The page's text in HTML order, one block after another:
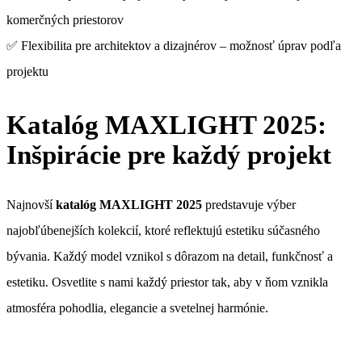
komerčných priestorov
✅ Flexibilita pre architektov a dizajnérov – možnosť úprav podľa
projektu
Katalóg MAXLIGHT 2025:
Inšpirácie pre každý projekt
Najnovšíkatalóg MAXLIGHT 2025 predstavuje výber
najobľúbenejších kolekcií, ktoré reflektujú estetiku súčasného
bývania. Každý model vznikol s dôrazom na detail, funkčnosť a
estetiku. Osvetlite s nami každý priestor tak, aby v ňom vznikla
atmosféra pohodlia, elegancie a svetelnej harmónie.